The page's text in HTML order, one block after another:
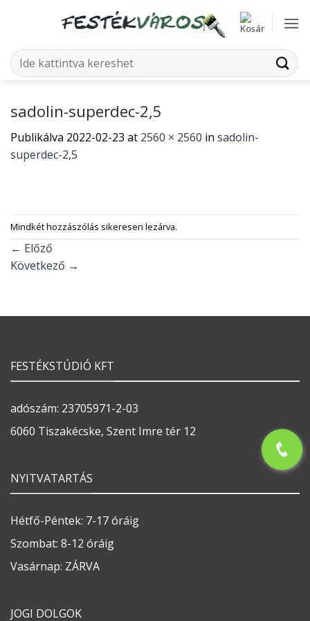
Keresés
a
sadolin-superdec-2,5
Publikálva 2022-02-23 at 2560 × 2560 in sadolin-
superdec-2,5
Mindkét hozzászólás sikeresen lezárva.
← Előző
Következő →
FESTÉKSTÚDIÓ KFT
adószám: 23705971-2-03
6060 Tiszakécske, Szent Imre tér 12
NYITVATARTÁS
Hétfő-Péntek: 7-17 óráig
Szombat: 8-12 óráig
Vasárnap: ZÁRVA
JOGI DOLGOK